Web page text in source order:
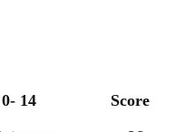
14
Score